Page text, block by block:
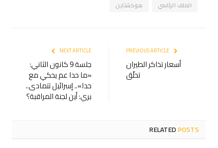
الملف الرئاسي هوكشتاين
أسعار تذاكر الطيران
تحلّق
NEXT ARTICLE
جلسة 9 كانون الثاني:
«ما حدا عم يحكي مع
حدا».. إسرائيل تتمادى..
بري: أين لجنة المراقبة؟
RELATEDPOSTS